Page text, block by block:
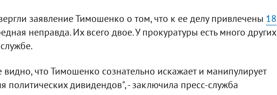
заявление Тимошенко о том, что к ее делу привлечены 18
неправда. Их всего двое. У прокуратуры есть много других
что Тимошенко сознательно искажает и манипулирует
политических дивидендов", - заключила пресс-служба